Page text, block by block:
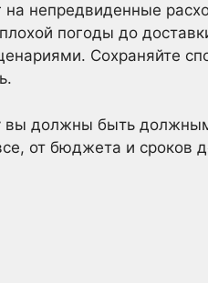
на непредвиденные
погоды до
Сохраняйте
вы должны быть
от бюджета и сроков